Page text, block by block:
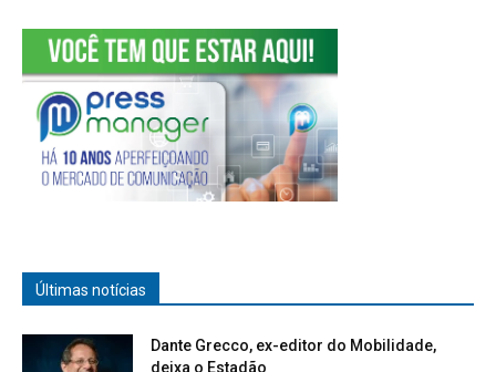
Últimas notícias
Dante Grecco, ex-editor do Mobilidade,
deixa o Estadão